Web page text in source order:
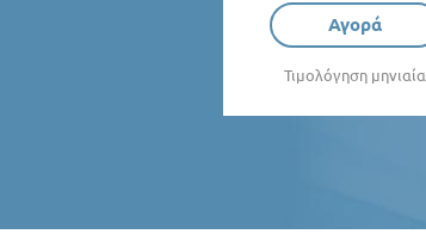
Αγορά
Τιμολόγηση μηνιαία